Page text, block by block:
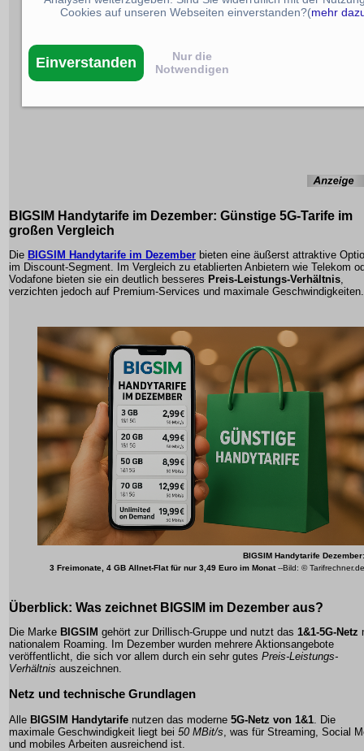
BIGSIM Handytarife im Dezember: Günstige 5G-Tarife im
großen Vergleich
Die BIGSIM Handytarife im Dezember bieten eine äußerst attraktive
im Discount-Segment. Im Vergleich zu etablierten Anbietern wie Telekom
Vodafone bieten sie ein deutlich besseres Preis-Leistungs-Verhältnis,
verzichten jedoch auf Premium-Services und maximale Geschwindigkeiten.
BIGSIM Handytarife Dezember:
3 Freimonate, 4 GB Allnet-Flat für nur 3,49 Euro im Monat--Bild: © Tarifrechner.de
Überblick: Was zeichnet BIGSIM im Dezember aus?
Die Marke BIGSIM gehört zur Drillisch-Gruppe und nutzt das 1&1-5G-Netz
nationalem Roaming. Im Dezember wurden mehrere Aktionsangebote
veröffentlicht, die sich vor allem durch ein sehr gutes Preis-Leistungs-
Verhältnis auszeichnen.
Netz und technische Grundlagen
Alle BIGSIM Handytarife nutzen das moderne 5G-Netz von 1&1 . Die
maximale Geschwindigkeit liegt bei 50 MBit/s , was für Streaming, Social
und mobiles Arbeiten ausreichend ist.
Cookies auf unseren Webseiten einverstanden?(mehr
Einverstanden
Nur die
Notwendigen